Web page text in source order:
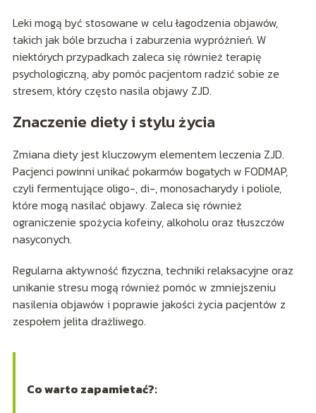
Leki mogą być stosowane w celu łagodzenia objawów,
takich jak bóle brzucha i zaburzenia wypróżnień. W
niektórych przypadkach zaleca się również terapię
psychologiczną, aby pomóc pacjentom radzić sobie ze
stresem, który często nasila objawy ZJD.
Znaczenie diety i stylu życia
Zmiana diety jest kluczowym elementem leczenia ZJD.
Pacjenci powinni unikać pokarmów bogatych w FODMAP,
czyli fermentujące oligo-, di-, monosacharydy i poliole,
które mogą nasilać objawy. Zaleca się również
ograniczenie spożycia kofeiny, alkoholu oraz tłuszczów
nasyconych.
Regularna aktywność fizyczna, techniki relaksacyjne oraz
unikanie stresu mogą również pomóc w zmniejszeniu
nasilenia objawów i poprawie jakości życia pacjentów z
zespołem jelita drażliwego.
Co warto zapamietać?: